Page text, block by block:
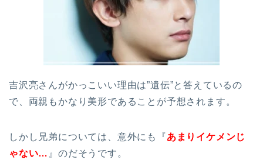
吉沢亮さんがかっこいい理由は”遺伝”と答えているの
で、両親もかなり美形であることが予想されます。
しかし兄弟については、意外にも『あまりイケメンじ
ゃない… 』のだそうです。